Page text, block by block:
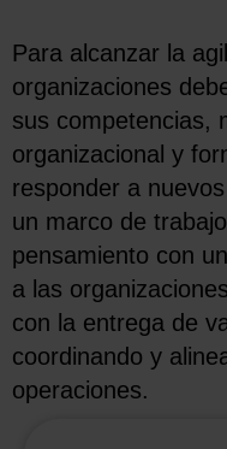
Para alcanzar la
organizaciones
sus competencias,
organizacional y
responder a
un marco de
pensamiento con
a las
con la entrega de
coordinando y
operaciones.